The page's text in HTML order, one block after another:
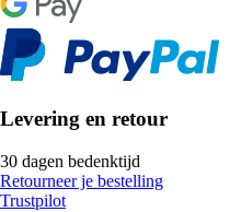
Levering en retour
30 dagen bedenktijd
Retourneer je bestelling
Trustpilot